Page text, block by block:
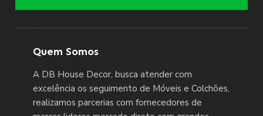
Quem Somos
A DB House Decor, busca atender com
excelência os seguimento de Móveis e Colchões,
realizamos parcerias com fornecedores de